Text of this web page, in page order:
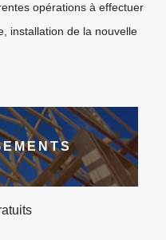
opérations à effectuer
installation de la nouvelle